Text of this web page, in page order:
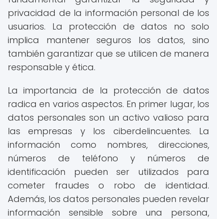
privacidad de la información personal de los
usuarios. La protección de datos no solo
implica mantener seguros los datos, sino
también garantizar que se utilicen de manera
responsable y ética.
La importancia de la protección de datos
radica en varios aspectos. En primer lugar, los
datos personales son un activo valioso para
las empresas y los ciberdelincuentes. La
información como nombres, direcciones,
números de teléfono y números de
identificación pueden ser utilizados para
cometer fraudes o robo de identidad.
Además, los datos personales pueden revelar
información sensible sobre una persona,